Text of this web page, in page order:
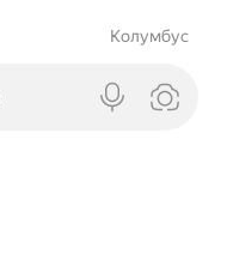
Колумбус